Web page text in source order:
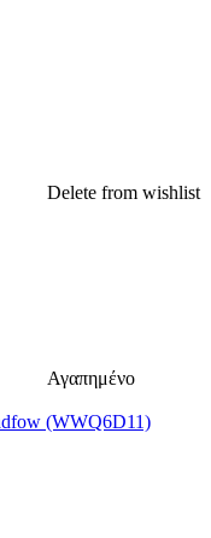
Delete from wishlist
Αγαπημένο
(WWQ6D11)